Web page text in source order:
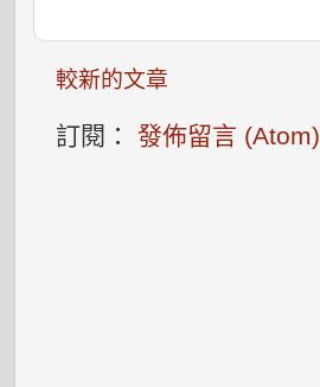
較新的文章
訂閱： 發佈留言 (Atom)